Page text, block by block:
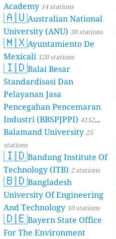
Academy 14 stations
🇦🇺Australian National
University (ANU) 38 stations
🇲🇽Ayuntamiento De
Mexicali 120 stations
🇮🇩Balai Besar
Standardisasi Dan
Pelayanan Jasa
Pencegahan Pencemaran
Industri (BBSPJPPI) 4152
stations
Balamand University25
stations
🇮🇩Bandung Institute Of
Technology (ITB) 2 stations
🇧🇩Bangladesh
University Of Engineering
And Technology 10 stations
🇩🇪Bayern State Office
For The Environment